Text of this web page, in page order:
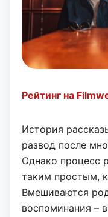
Рейтинг на
История
развод после
Однако процесс
таким простым,
Вмешиваются
воспоминания –